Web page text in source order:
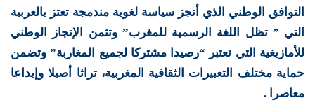
التوافق الوطني الذي أنجز سياسة لغوية مندمجة تعتز بالعربية
التي ” تظل اللغة الرسمية للمغرب” وتثمن الإنجاز الوطني
للأمازيغية التي تعتبر “رصيدا مشتركا لجميع المغاربة” وتضمن
حماية مختلف التعبيرات الثقافية المغربية، تراثا أصيلا وإبداعا
معاصرا .